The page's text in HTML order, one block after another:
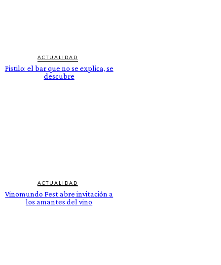
ACTUALIDAD
Pistilo: el bar que no se explica, se
descubre
ACTUALIDAD
Vinomundo Fest abre invitación a
los amantes del vino